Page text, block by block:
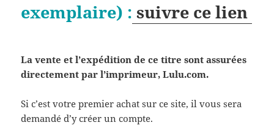
exemplaire) : suivre ce lien
La vente et l’expédition de ce titre sont assurées
directement par l’imprimeur, Lulu.com.
Si c’est votre premier achat sur ce site, il vous sera
demandé d’y créer un compte.